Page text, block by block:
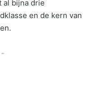
al bijna drie
en de kern van